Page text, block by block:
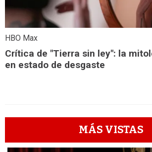
HBO Max
Crítica de "Tierra sin ley": la
en estado de desgaste
MÁS VISTAS